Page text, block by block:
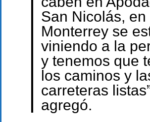
San Nicolás, en
Monterrey se
viniendo a la
y tenemos que
los caminos y
carreteras
agregó.